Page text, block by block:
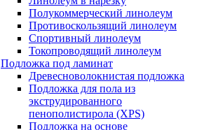
Полукоммерческий линолеум
Противоскользящий линолеум
Спортивный линолеум
Токопроводящий линолеум
Подложка под ламинат
Древесноволокнистая подложка
Подложка для пола из
экструдированного
пенополистирола (XPS)
Подложка на основе